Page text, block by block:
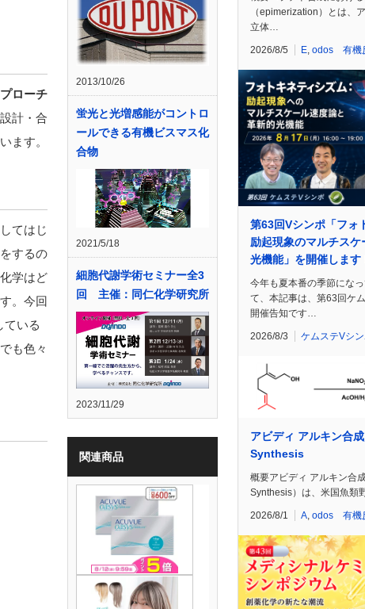
ローチ
計・合
ます。
てはじ
するの
学はど
。今回
ている
も色々
2013/10/26
蛍光と光増感能がコントロ
ールできる有機ビスマス化
合物
2021/5/18
細胞代謝学術セミナー全3
回 主催：同仁化学研究所
2023/11/29
関連商品
（epimerization）とは、
立体…
2026/8/5 E, odos 有機
第63回Vシンポ「フォ
励起現象のマルチス
光機能」を開催します
今年も夏本番の季節にな
て、本記事は、第63回ケ
開催告知です…
2026/8/3 ケムステVシ
アビディ アルキン合
Synthesis
概要アビディ アルキン合
Synthesis）は、米国魚類
2026/8/1 A odos 有機